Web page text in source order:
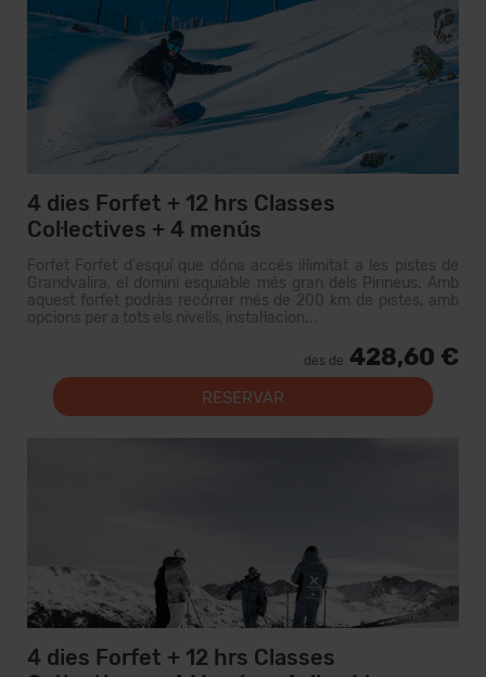
4 dies Forfet + 12 hrs Classes
Col·lectives + 4 menús
Forfet Forfet d'esquí que dóna accés il·limitat a les pistes de
Grandvalira, el domini esquiable més gran dels Pirineus. Amb
aquest forfet podràs recórrer més de 200 km de pistes, amb
opcions per a tots els nivells, instal·lacion...
des de 428,60 €
RESERVAR
4 dies Forfet + 12 hrs Classes